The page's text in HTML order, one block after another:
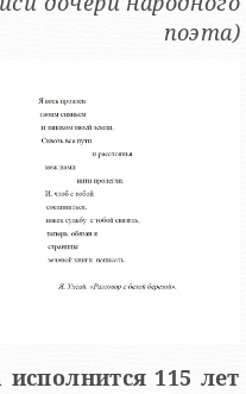
поэта)
115 лет